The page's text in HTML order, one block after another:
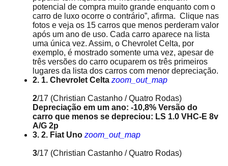
potencial de compra muito grande enquanto com o
carro de luxo ocorre o contrário”, afirma. Clique nas
fotos e veja os 15 carros que menos perderam valor
após um ano de uso. Cada carro aparece na lista
uma única vez. Assim, o Chevrolet Celta, por
exemplo, é mostrado somente uma vez, apesar de
três versões do carro ocuparem os três primeiros
lugares da lista dos carros com menor depreciação.
2. 1. Chevrolet Celta zoom_out_map
2/17 (Christian Castanho / Quatro Rodas)
Depreciação em um ano: -10,8% Versão do
carro que menos se depreciou: LS 1.0 VHC-E 8v
A/G 2p
3. 2. Fiat Uno zoom_out_map
3/17 (Christian Castanho / Quatro Rodas)